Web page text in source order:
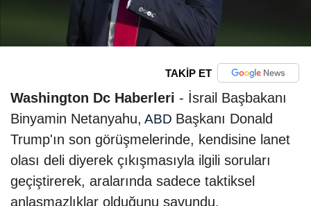
TAKİP ET
Washington Dc Haberleri - İsrail Başbakanı
Binyamin Netanyahu, ABD Başkanı Donald
Trump'ın son görüşmelerinde, kendisine lanet
olası deli diyerek çıkışmasıyla ilgili soruları
geçiştirerek, aralarında sadece taktiksel
anlaşmazlıklar olduğunu savundu.